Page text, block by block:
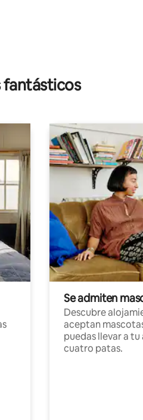
fantásticos
Se admiten
Descubre
aceptan
puedas llevar a
cuatro patas.